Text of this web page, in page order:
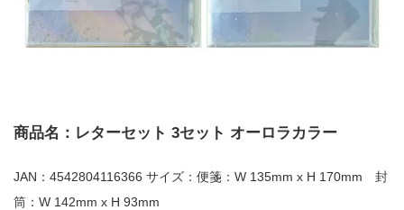
商品名：レターセット 3セット オーロラカラー
JAN：4542804116366 サイズ：便箋：W 135mm x H 170mm 封
筒：W 142mm x H 93mm